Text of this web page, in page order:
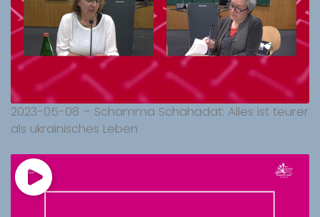
2023-05-08 – Schamma Schahadat: Alles ist teurer
als ukrainisches Leben